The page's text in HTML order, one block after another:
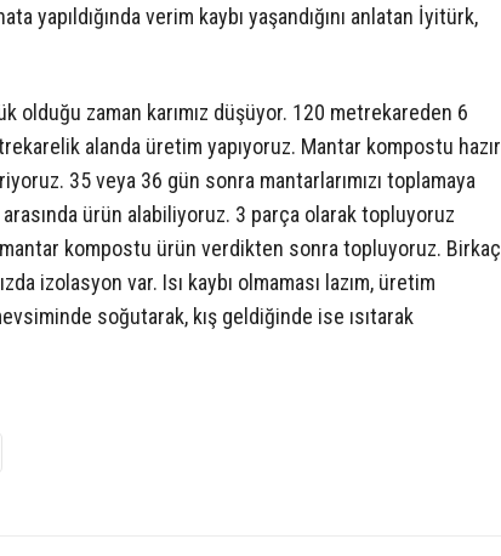
yapıldığında verim kaybı yaşandığını anlatan İyitürk,
olduğu zaman karımız düşüyor. 120 metrekareden 6
alanda üretim yapıyoruz. Mantar kompostu hazır
35 veya 36 gün sonra mantarlarımızı toplamaya
ürün alabiliyoruz. 3 parça olarak topluyoruz
kompostu ürün verdikten sonra topluyoruz. Birkaç
izolasyon var. Isı kaybı olmaması lazım, üretim
soğutarak, kış geldiğinde ise ısıtarak